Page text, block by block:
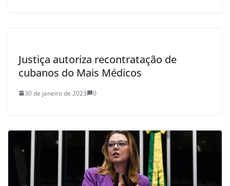
Justiça autoriza recontratação de
cubanos do Mais Médicos
30 de janeiro de 2023 0